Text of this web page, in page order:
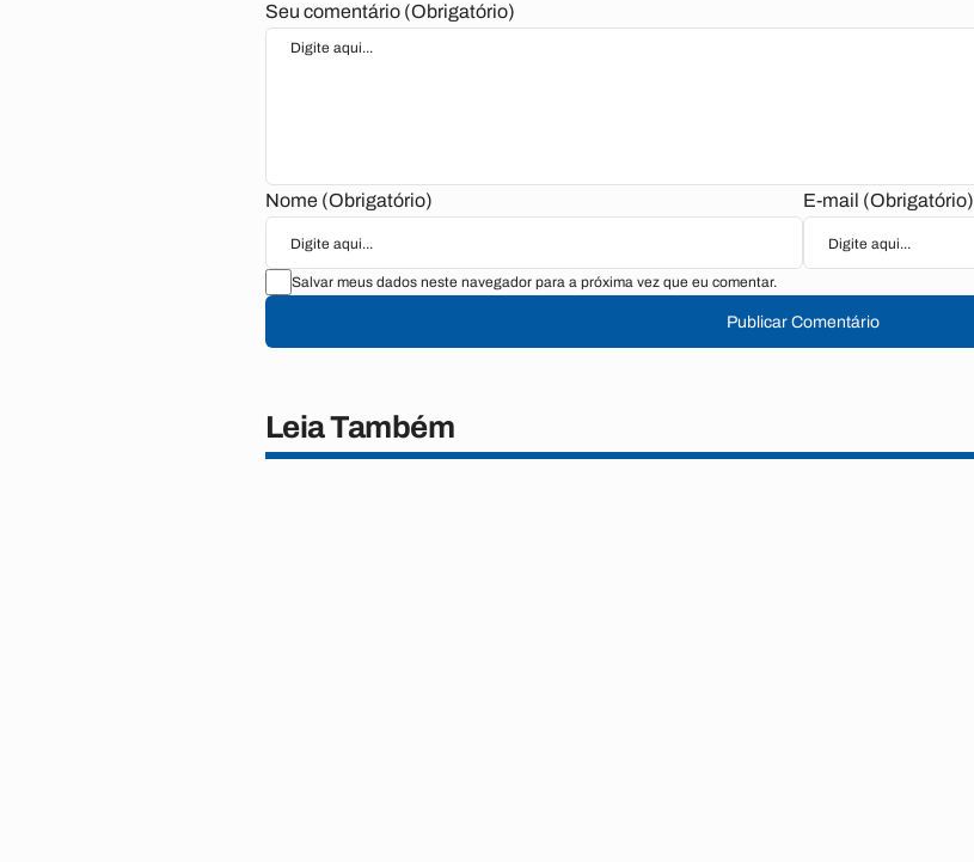
Seu comentário (Obrigatório)
Nome (Obrigatório) E-mail (Obrigatório)
Salvar meus dados neste navegador para a próxima vez que eu comentar.
Publicar Comentário
Leia Também